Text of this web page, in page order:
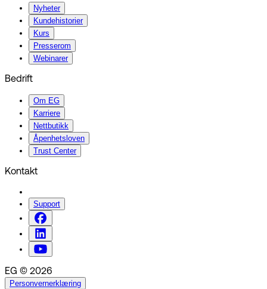
Nyheter
Kundehistorier
Kurs
Presserom
Webinarer
Bedrift
Om EG
Karriere
Nettbutikk
Åpenhetsloven
Trust Center
Kontakt
Support
EG © 2026
Personvernerklæring